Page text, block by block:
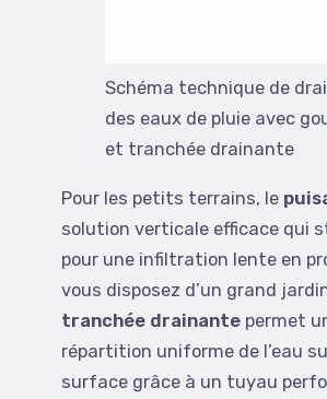
Schéma technique de
des eaux de pluie avec
et tranchée drainante
Pour les petits terrains, le
solution verticale efficace qui
pour une infiltration lente en
vous disposez d’un grand
tranchée drainante permet
répartition uniforme de l’eau
surface grâce à un tuyau